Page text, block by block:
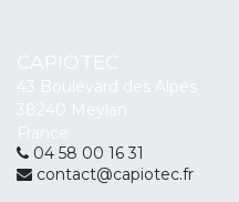
04 58 00 16 31
contact@capiotec.fr